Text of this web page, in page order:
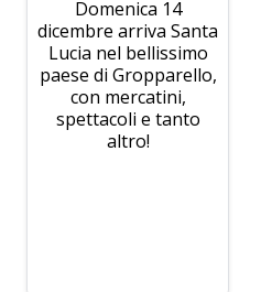
Domenica 14
dicembre arriva Santa
Lucia nel bellissimo
paese di Gropparello,
con mercatini,
spettacoli e tanto
altro!